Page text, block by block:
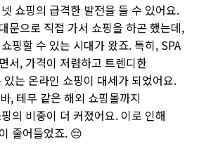
쇼핑의 급격한 발전을 들 수 있어요.
문으로 직접 가서 쇼핑을 하곤 했는데,
핑할 수 있는 시대가 왔죠. 특히, SPA
서, 가격이 저렴하고 트렌디한
는 온라인 쇼핑이 대세가 되었어요.
, 테무 같은 해외 쇼핑몰까지
의 비중이 더 커졌어요. 이로 인해
줄어들었죠. 😔